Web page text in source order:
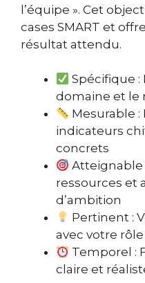
l’équipe ». Cet
cases SMART et
résultat attendu.
Spécifique :
domaine et le
Mesurable :
indicateurs
concrets
Atteignable
ressources et
d’ambition
Pertinent :
avec votre
Temporel :
claire et